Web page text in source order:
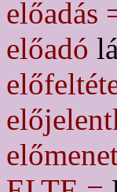
előadás
előadó